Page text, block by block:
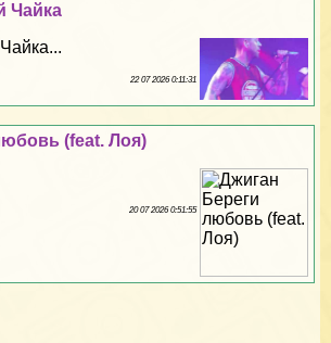
Чайка
22 07 2026 0:11:31
(feat. Лоя)
20 07 2026 0:51:55